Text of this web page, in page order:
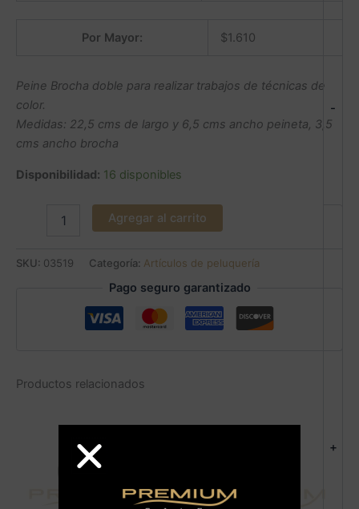
Por Mayor: $1.610
Peine Brocha doble para realizar trabajos de técnicas de
color.
Medidas: 22,5 cms de largo y 6,5 cms ancho peineta, 3,5
cms ancho brocha
Disponibilidad: 16 disponibles
-
+
Agregar al carrito
SKU: 03519 Categoría: Artículos de peluquería
Pago seguro garantizado
Productos relacionados